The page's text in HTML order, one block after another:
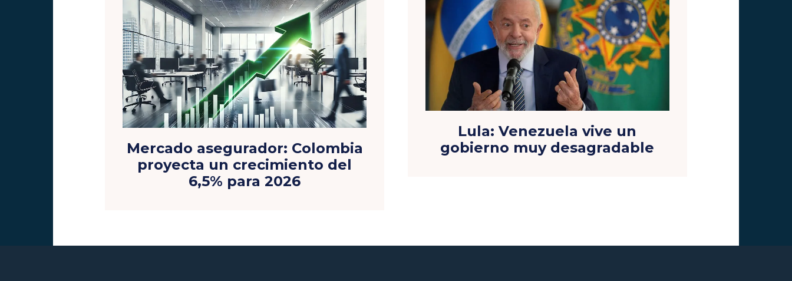
Mercado asegurador: Colombia
proyecta un crecimiento del
6,5% para 2026
Lula: Venezuela vive un
gobierno muy desagradable